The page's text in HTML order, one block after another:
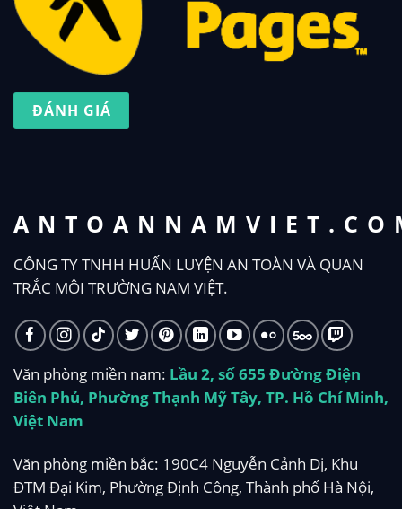
CÔNG TY TNHH HUẤN LUYỆN AN TOÀN VÀ QUAN
TRẮC MÔI TRƯỜNG NAM VIỆT.
Văn phòng miền nam: Lầu 2, số 655 Đường Điện
Biên Phủ, Phường Thạnh Mỹ Tây, TP. Hồ Chí Minh,
Việt Nam
Văn phòng miền bắc: 190C4 Nguyễn Cảnh Dị, Khu
ĐTM Đại Kim, Phường Định Công, Thành phố Hà Nội,
ĐÁNH GIÁ